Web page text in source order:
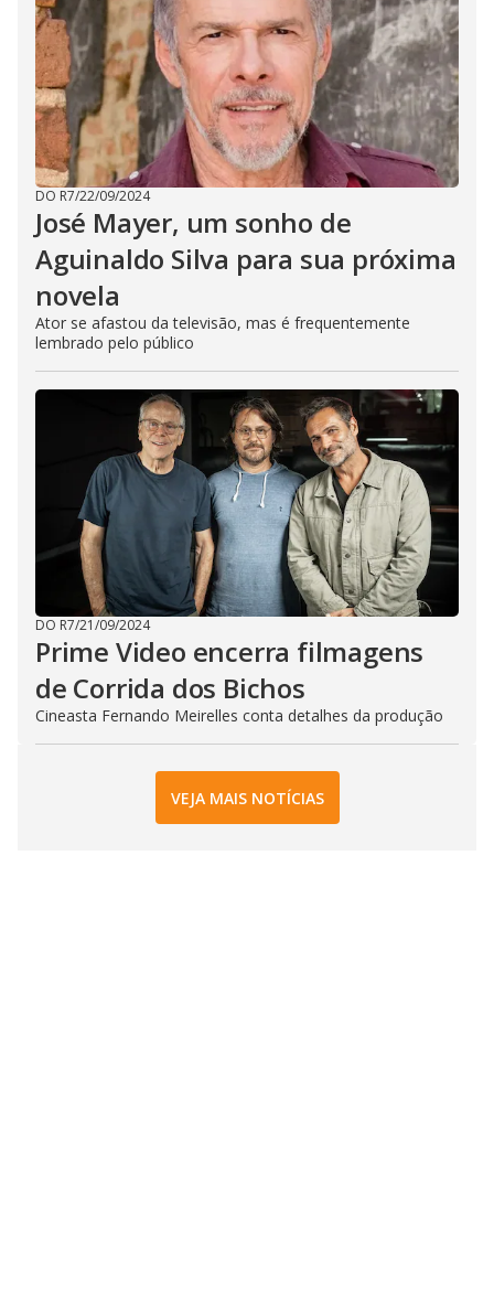
DO R7/22/09/2024
José Mayer, um sonho de
Aguinaldo Silva para sua próxima
novela
Ator se afastou da televisão, mas é frequentemente
lembrado pelo público
DO R7/21/09/2024
Prime Video encerra filmagens
de Corrida dos Bichos
Cineasta Fernando Meirelles conta detalhes da produção
VEJA MAIS NOTÍCIAS